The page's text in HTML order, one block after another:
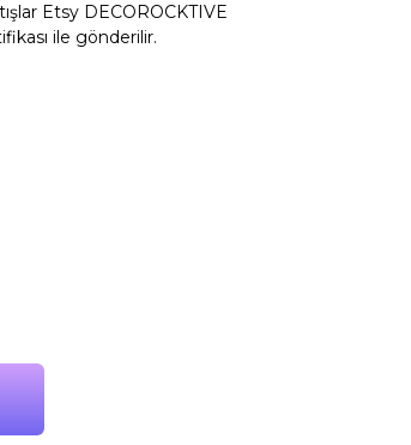
Etsy DECOROCKTIVE
ile gönderilir.